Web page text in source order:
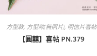
方型款, 方型款(無照片), 明信片喜帖
【圓囍】喜帖 PN.379